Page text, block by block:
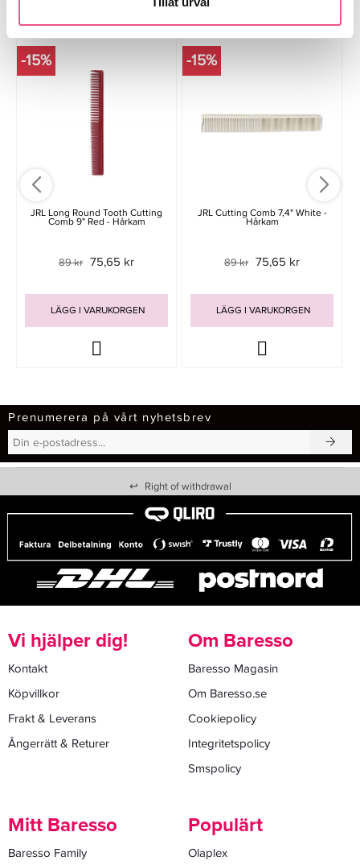
Köps ofta tillsammans
-15%
JRL Long Round Tooth Cutting
Comb 9" Red - Hårkam
89 kr 75,65 kr
LÄGG I VARUKORGEN
-15%
JRL Cutting Comb 7,4" White -
Hårkam
89 kr 75,65 kr
LÄGG I VARUKORGEN
Prenumerera på vårt nyhetsbrev
↩ Right of withdrawal
Vi hjälper dig!
Kontakt
Köpvillkor
Frakt & Leverans
Ångerrätt & Returer
Om Baresso
Baresso Magasin
Om Baresso.se
Cookiepolicy
Integritetspolicy
Smspolicy
Mitt Baresso
Baresso Family
Populärt
Olaplex